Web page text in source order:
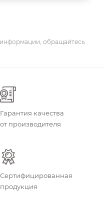
обращайтесь
Гарантия качества
от производителя
Сертифицированная
продукция